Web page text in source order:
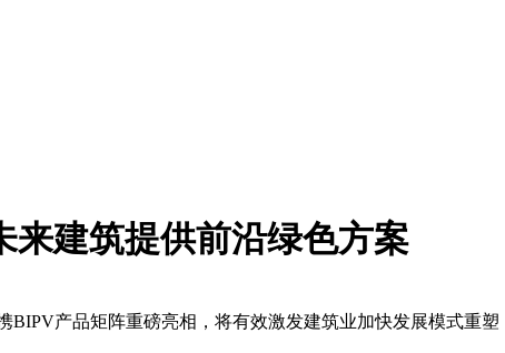
来建筑提供前沿绿色方案
产品矩阵重磅亮相，将有效激发建筑业加快发展模式重塑